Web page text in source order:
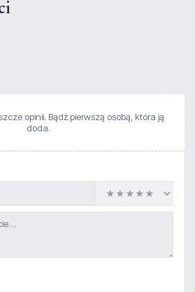
opinii. Bądź pierwszą osobą, która ją
doda.